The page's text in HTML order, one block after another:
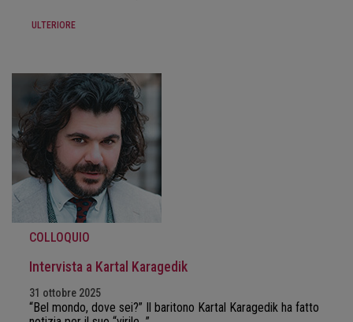
ULTERIORE
COLLOQUIO
Intervista a Kartal Karagedik
31 ottobre 2025
“Bel mondo, dove sei?” Il baritono Kartal Karagedik ha fatto